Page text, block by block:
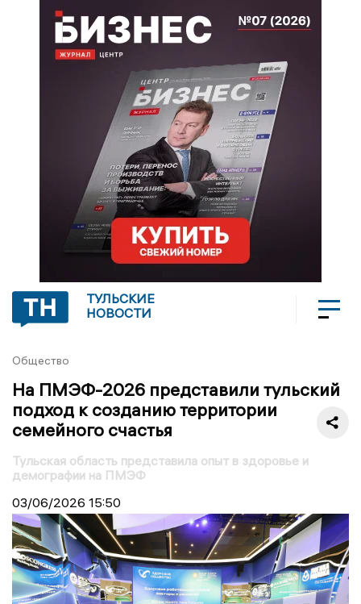
ТУЛЬСКИЕ
НОВОСТИ
Общество
На ПМЭФ-2026 представили тульский
подход к созданию территории
семейного счастья
Тульская область представила опыт в здоровье и
демографии на ПМЭФ
03/06/2026 15:50